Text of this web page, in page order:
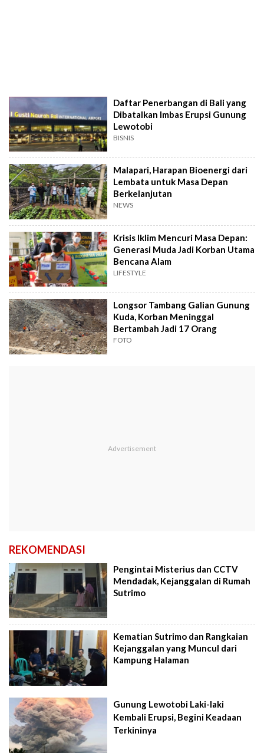
Daftar Penerbangan di Bali yang
Dibatalkan Imbas Erupsi Gunung
Lewotobi
BISNIS
Malapari, Harapan Bioenergi dari
Lembata untuk Masa Depan
Berkelanjutan
NEWS
Krisis Iklim Mencuri Masa Depan:
Generasi Muda Jadi Korban Utama
Bencana Alam
LIFESTYLE
Longsor Tambang Galian Gunung
Kuda, Korban Meninggal
Bertambah Jadi 17 Orang
FOTO
REKOMENDASI
Pengintai Misterius dan CCTV
Mendadak, Kejanggalan di Rumah
Sutrimo
Kematian Sutrimo dan Rangkaian
Kejanggalan yang Muncul dari
Kampung Halaman
Gunung Lewotobi Laki-laki
Kembali Erupsi, Begini Keadaan
Terkininya